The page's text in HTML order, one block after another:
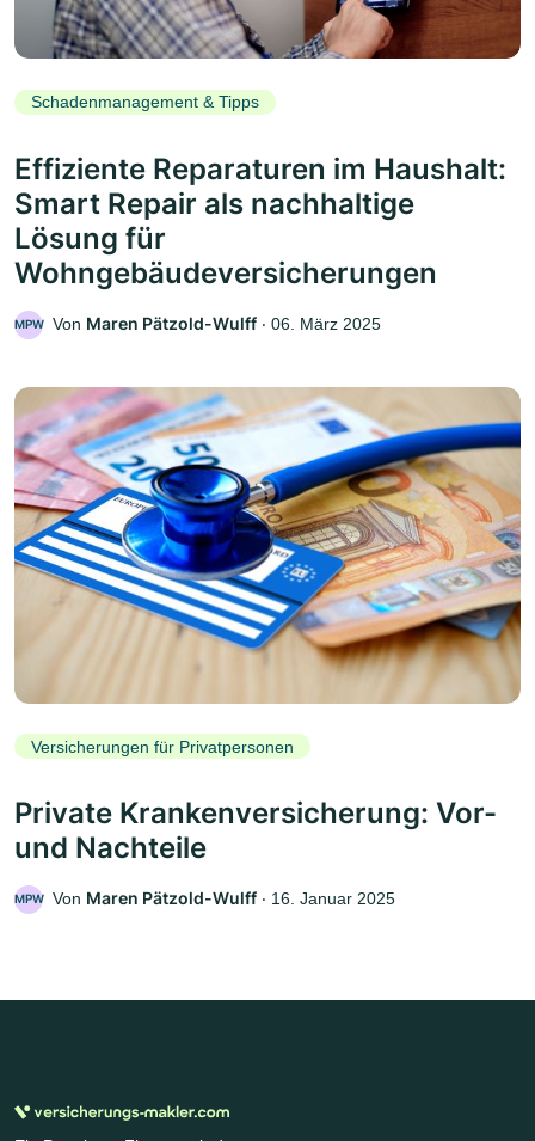
Schadenmanagement & Tipps
Effiziente Reparaturen im Haushalt:
Smart Repair als nachhaltige
Lösung für
Wohngebäudeversicherungen
MPW Von Maren Pätzold-Wulff ‧ 06. März 2025
Versicherungen für Privatpersonen
Private Krankenversicherung: Vor-
und Nachteile
MPW Von Maren Pätzold-Wulff ‧ 16. Januar 2025